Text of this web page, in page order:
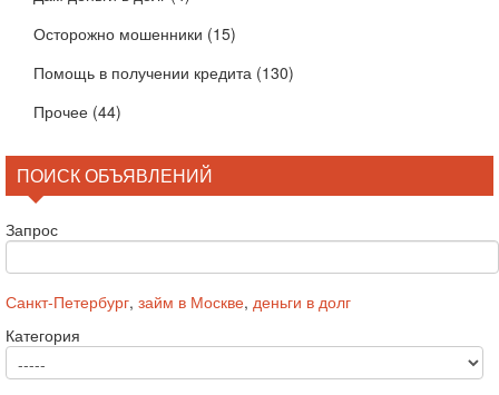
Осторожно мошенники (15)
Помощь в получении кредита (130)
Прочее (44)
ПОИСК ОБЪЯВЛЕНИЙ
Запрос
Санкт-Петербург, займ в Москве, деньги в долг
Категория